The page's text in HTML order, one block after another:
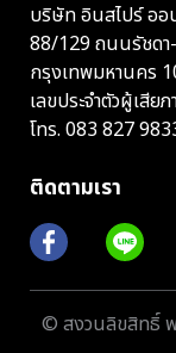
บริษัท อินสไปร์ ออ
88/129 ถนนรัชดา
กรุงเทพมหานคร
เลขประจำตัวผู้เสี
โทร. 083 827
ติดตามเรา
© สงวนลิขสิทธิ์ พ